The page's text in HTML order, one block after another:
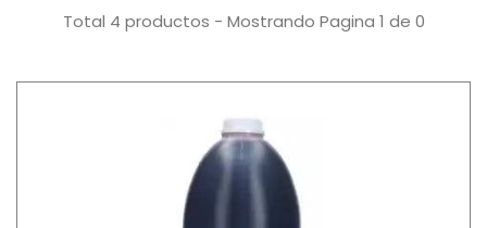
Total 4 productos - Mostrando Pagina 1 de 0